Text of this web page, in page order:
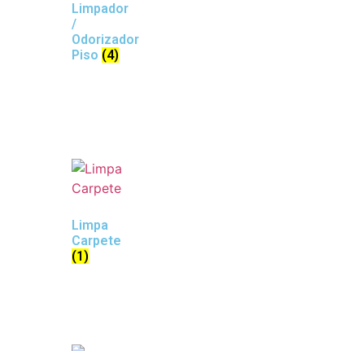
Limpador
/
Odorizador
Piso (4)
Limpa
Carpete
(1)